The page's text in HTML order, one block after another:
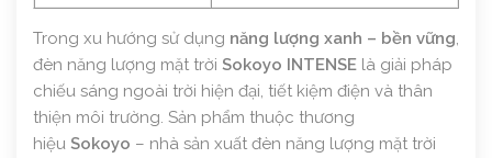
Trong xu hướng sử dụng năng lượng xanh – bền vững
đèn năng lượng mặt trời Sokoyo INTENSE là giải pháp
chiếu sáng ngoài trời hiện đại, tiết kiệm điện và thân
thiện môi trường. Sản phẩm thuộc thương
hiệu Sokoyo – nhà sản xuất đèn năng lượng mặt trời